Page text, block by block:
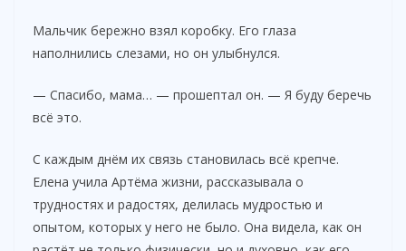
Мальчик бережно взял коробку. Его глаза
наполнились слезами, но он улыбнулся.
— Спасибо, мама… — прошептал он. — Я буду беречь
всё это.
С каждым днём их связь становилась всё крепче.
Елена учила Артёма жизни, рассказывала о
трудностях и радостях, делилась мудростью и
опытом, которых у него не было. Она видела, как он